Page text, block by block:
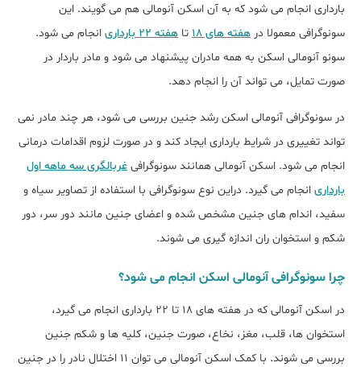
بارداری انجام می شود که به آن اسکن آنومالی هم می گویند. این
سونوگرافی معمولا در هفته های 18 تا هفته 22 بارداری
انجام می شود.
سونو آنومالی اسکن به همه مادران پیشنهاد می شود و مادر باردار در
صورت تمایل، می تواند آن را انجام دهد.
در سونوگرافی آنومالی اسکن رشد جنین بررسی می شود، هر چند مادر نمی
تواند تغییری در شرایط بارداری ایجاد کند و در صورت لزوم اقدامات درمانی
انجام می شود. اسکن آنومالی همانند سونوگرافی غربالگری سه ماهه اول
بارداری انجام می گیرد. دراین نوع سونوگرافی با استفاده از تصاویر سیاه و
سفید، اندام های جنین مشخص شده و اعضای جنین مانند دور سر، دور
شکم و استخوان ران اندازه گیری می شوند.
چرا سونوگرافی آنومالی اسکن انجام می شود؟
در اسکن آنومالی که در هفته های 18 تا 22 بارداری انجام می گیرد،
استخوان ها، قلب، مغز، نخاع، صورت جنین، کلیه ها و شکم جنین
بررسی می شوند. با کمک اسکن آنومالی می توان 11 اختلال نادر را در جنین